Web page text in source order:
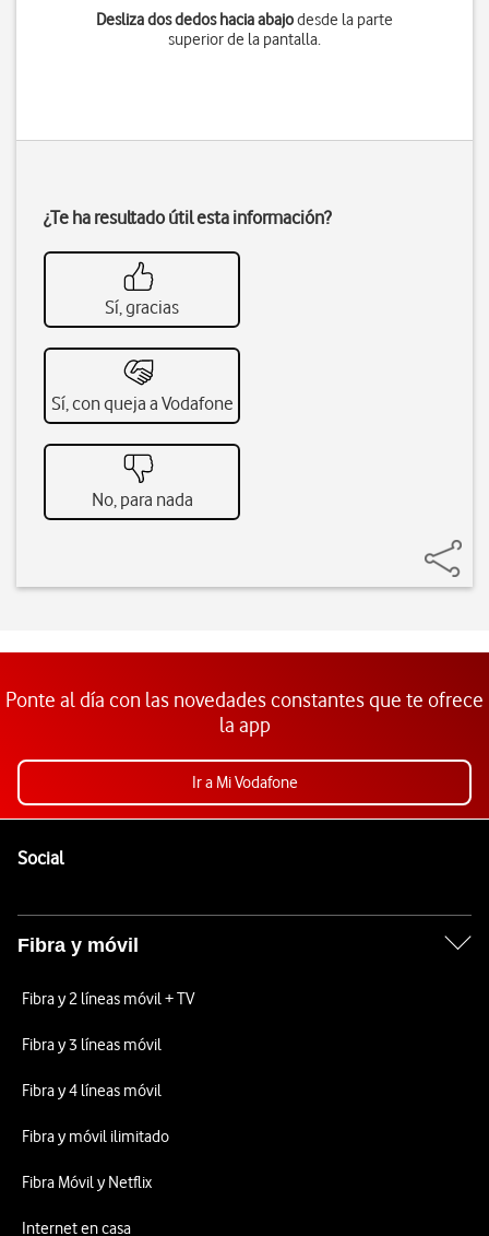
Desliza dos dedos hacia abajodesde la parte
superior de la pantalla.
¿Te ha resultado útil esta información?
Sí, gracias
Sí, con queja a Vodafone
No, para nada
Ponte al día con las novedades constantes que te ofrece
la app
Ir a Mi Vodafone
SocialEnlaces a las redes sociales de Vodafone
Fibra y móvil
Fibra y 2 líneas móvil + TV
Fibra y 3 líneas móvil
Fibra y 4 líneas móvil
Fibra y móvil ilimitado
Fibra Móvil y Netflix
Internet en casa